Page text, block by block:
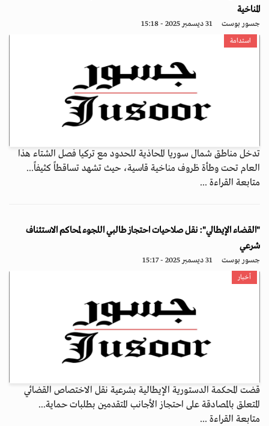
المناخية
جسور بوست 31 ديسمبر 2025 - 15:18
استدامة
تدخل مناطق شمال سوريا المحاذية للحدود مع تركيا فصل الشتاء هذا
العام تحت وطأة ظروف مناخية قاسية، حيث تشهد تساقطاً كثيفاً...
متابعة القراءة ...
"القضاء الإيطالي": نقل صلاحيات احتجاز طالبي اللجوء لمحاكم الاستئناف
شرعي
جسور بوست 31 ديسمبر 2025 - 15:17
أخبار
قضت المحكمة الدستورية الإيطالية بشرعية نقل الاختصاص القضائي
المتعلق بالمصادقة على احتجاز الأجانب المتقدمين بطلبات حماية...
متابعة القراءة ...